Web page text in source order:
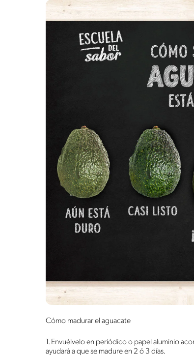
Cómo madurar el aguacate
1. Envuélvelo en periódico o papel aluminio
ayudará a que se madure en 2 ó 3 días.